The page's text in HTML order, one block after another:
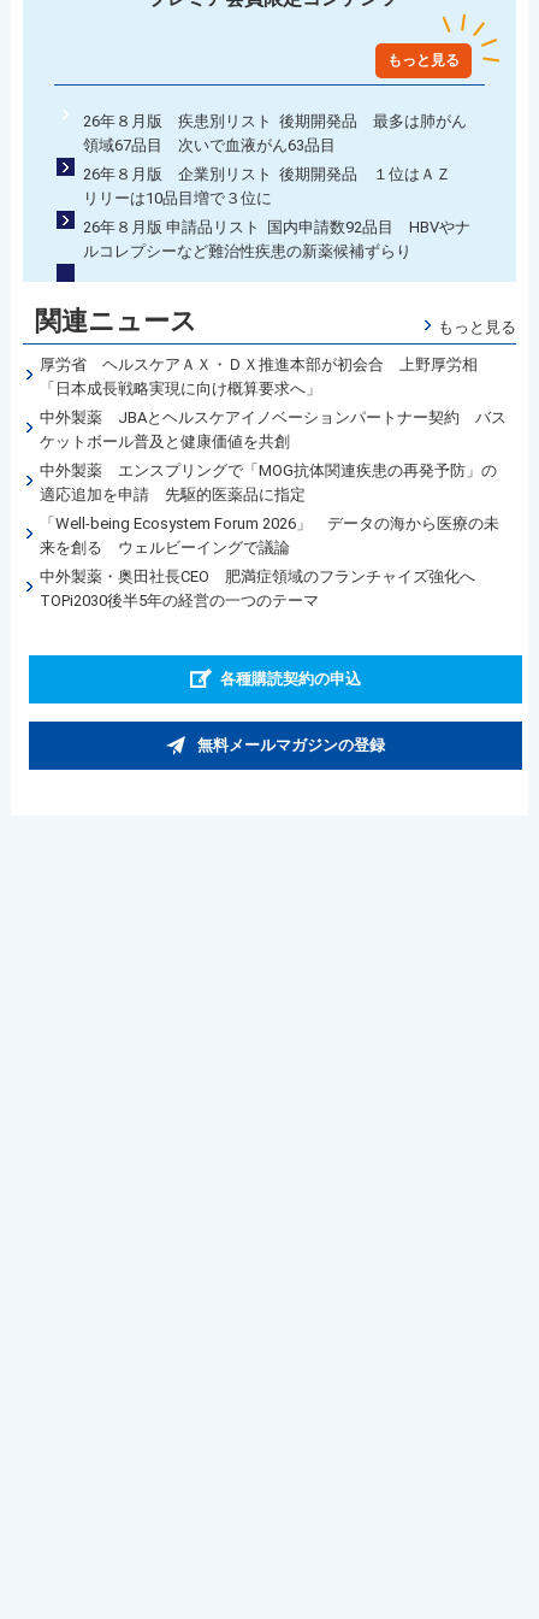
もっと見る
26年８月版 疾患別リスト 後期開発品 最多は肺がん
領域67品目 次いで血液がん63品目
26年８月版 企業別リスト 後期開発品 １位はＡＺ
リリーは10品目増で３位に
26年８月版 申請品リスト 国内申請数92品目 HBVやナ
ルコレプシーなど難治性疾患の新薬候補ずらり
関連ニュース もっと見る
厚労省 ヘルスケアＡＸ・ＤＸ推進本部が初会合 上野厚労相
「日本成長戦略実現に向け概算要求へ」
中外製薬 JBAとヘルスケアイノベーションパートナー契約 バス
ケットボール普及と健康価値を共創
中外製薬 エンスプリングで「MOG抗体関連疾患の再発予防」の
適応追加を申請 先駆的医薬品に指定
「Well-being Ecosystem Forum 2026」 データの海から医療の未
来を創る ウェルビーイングで議論
中外製薬・奥田社長CEO 肥満症領域のフランチャイズ強化へ
TOPi2030後半5年の経営の一つのテーマ
各種購読契約の申込
無料メールマガジンの登録